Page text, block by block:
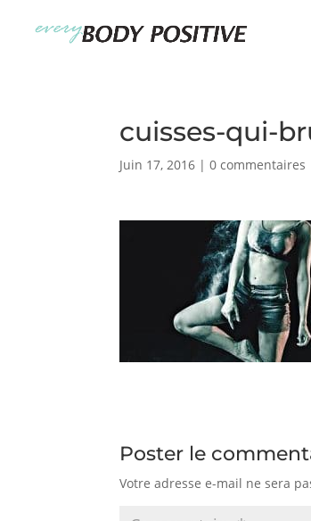
cuisses-qui-
Juin 17, 2016 |0 commentaires
Poster le
Votre adresse e-mail ne sera